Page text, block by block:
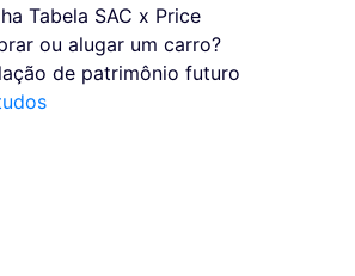
Tabela SAC x Price
ou alugar um carro?
de patrimônio futuro